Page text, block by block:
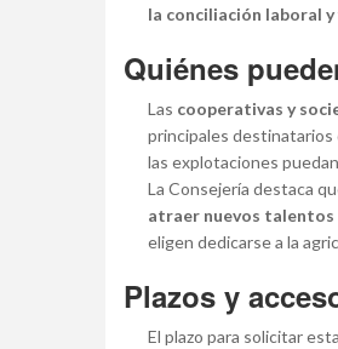
la conciliación laboral
Quiénes
Las cooperativas y
principales destinatarios
las explotaciones
La Consejería destaca
atraer nuevos
eligen dedicarse a la
Plazos y
El plazo para solicitar